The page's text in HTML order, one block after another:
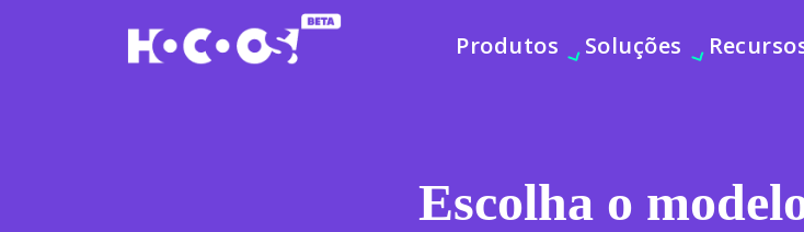
Produtos Soluções
Escolha o